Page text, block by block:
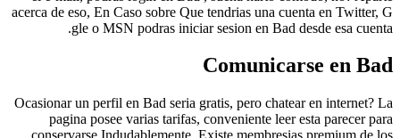
acerca de eso, En Caso sobre Que tendri­as una cuenta en
gle o MSN podras iniciar sesion en Bad desde
Comunicarse
Ocasionar un perfil en Bad seri­a gratis, pero chatear en
pagina posee varias tarifas, conveniente leer esta